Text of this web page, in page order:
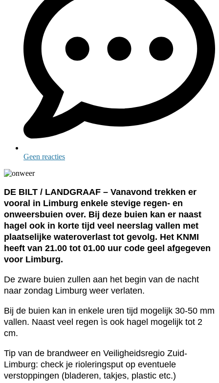
Geen reacties
DE BILT / LANDGRAAF – Vanavond trekken er
vooral in Limburg enkele stevige regen- en
onweersbuien over. Bij deze buien kan er naast
hagel ook in korte tijd veel neerslag vallen met
plaatselijke wateroverlast tot gevolg. Het KNMI
heeft van 21.00 tot 01.00 uur code geel afgegeven
voor Limburg.
De zware buien zullen aan het begin van de nacht
naar zondag Limburg weer verlaten.
Bij de buien kan in enkele uren tijd mogelijk 30-50 mm
vallen. Naast veel regen ìs ook hagel mogelijk tot 2
cm.
Tip van de brandweer en Veiligheidsregio Zuid-
Limburg: check je rioleringsput op eventuele
verstoppingen (bladeren, takjes, plastic etc.)